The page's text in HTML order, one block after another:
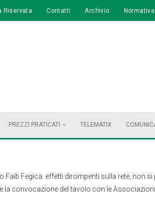
Riservata Contatti Archivio Normativa
PREZZI PRATICATI TELEMATIX
Faib Fegica: effetti dirompenti sulla rete, non
la convocazione del tavolo con le Associazioni